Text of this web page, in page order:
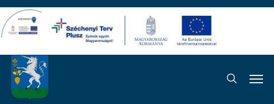
Skip
to
main
content
search